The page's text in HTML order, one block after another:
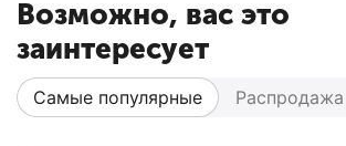
Возможно, вас это
заинтересует
Самые популярные Распродажа